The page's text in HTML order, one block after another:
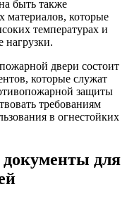
быть также
которые
температурах и
нагрузки.
двери состоит
которые служат
защиты
требованиям
в огнестойких
для